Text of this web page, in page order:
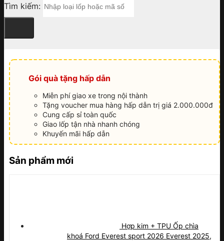
Tìm kiếm:
Gói quà tặng hấp dẫn
Miễn phí giao xe trong nội thành
Tặng voucher mua hàng hấp dẫn trị giá 2.000.000đ
Cung cấp sỉ toàn quốc
Giao lốp tận nhà nhanh chóng
Khuyến mãi hấp dẫn
Sản phẩm mới
Hợp kim + TPU Ốp chìa
khoá Ford Everest sport 2026 Everest 2025,